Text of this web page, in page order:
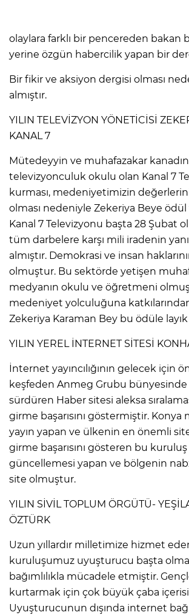
olaylara farklı bir pencereden bakan
yerine özgün habercilik yapan bir
Bir fikir ve aksiyon dergisi olması
almıştır.
YILIN TELEVİZYON YÖNETİCİSİ
KANAL 7
Mütedeyyin ve muhafazakar kanadın
televizyonculuk okulu olan Kanal 7
kurması, medeniyetimizin
olması nedeniyle Zekeriya Beye
Kanal 7 Televizyonu başta 28 Şubat
tüm darbelere karşı mili iradenin
almıştır. Demokrasi ve insan
olmuştur. Bu sektörde yetişen
medyanın okulu ve öğretmeni
medeniyet yolculuğuna
Zekeriya Karaman Bey bu ödüle
YILIN YEREL İNTERNET SİTESİ
İnternet yayıncılığının gelecek için
keşfeden Anmeg Grubu bünyesinde
sürdüren Haber sitesi aleksa
girme başarısını göstermiştir. Konya
yayın yapan ve ülkenin en önemli
girme başarısını gösteren bu
güncellemesi yapan ve bölgenin
site olmuştur.
YILIN SİVİL TOPLUM ÖRGÜTÜ-
ÖZTÜRK
Uzun yıllardır milletimize hizmet
kuruluşumuz uyuşturucu başta
bağımlılıkla mücadele etmiştir.
kurtarmak için çok büyük çaba
Uyuşturucunun dışında internet